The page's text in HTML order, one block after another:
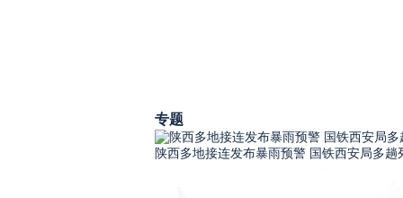
专题
陕西多地接连发布暴雨预警 国铁西安局多趟